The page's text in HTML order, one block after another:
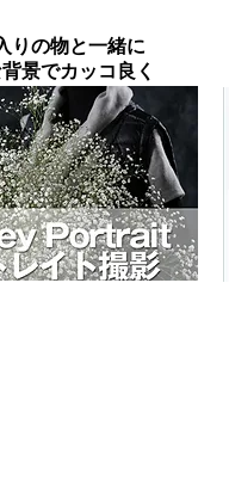
りの物と一緒に
景でカッコ良く